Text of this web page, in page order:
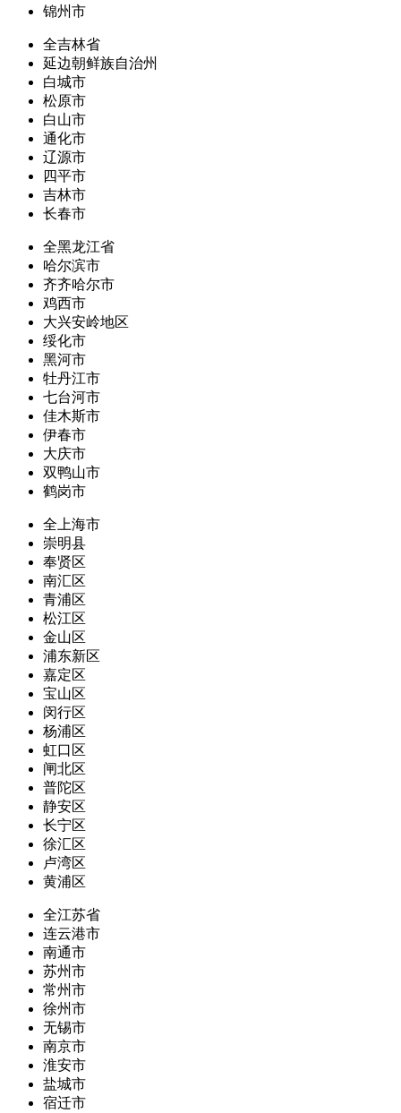
锦州市
全吉林省
延边朝鲜族自治州
白城市
松原市
白山市
通化市
辽源市
四平市
吉林市
长春市
全黑龙江省
哈尔滨市
齐齐哈尔市
鸡西市
大兴安岭地区
绥化市
黑河市
牡丹江市
七台河市
佳木斯市
伊春市
大庆市
双鸭山市
鹤岗市
全上海市
崇明县
奉贤区
南汇区
青浦区
松江区
金山区
浦东新区
嘉定区
宝山区
闵行区
杨浦区
虹口区
闸北区
普陀区
静安区
长宁区
徐汇区
卢湾区
黄浦区
全江苏省
连云港市
南通市
苏州市
常州市
徐州市
无锡市
南京市
淮安市
盐城市
宿迁市